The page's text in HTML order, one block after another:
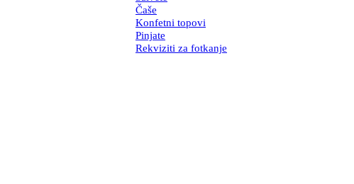
Čaše
Konfetni topovi
Pinjate
Rekviziti za fotkanje